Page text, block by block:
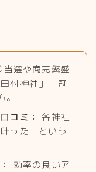
当選や商売繁盛
村神社」「冠
コミ：
各神社
った」という
効率の良いア